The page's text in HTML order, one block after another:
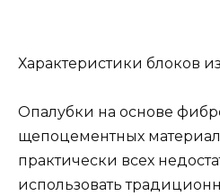
Характеристики блоков
Опалубки на основе
щепоцементных
практически всех
использовать